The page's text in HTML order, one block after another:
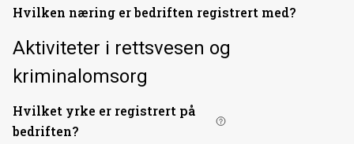
Hvilken næring er bedriften registrert med?
Aktiviteter i rettsvesen og
kriminalomsorg
Hvilket yrke er registrert på
bedriften?